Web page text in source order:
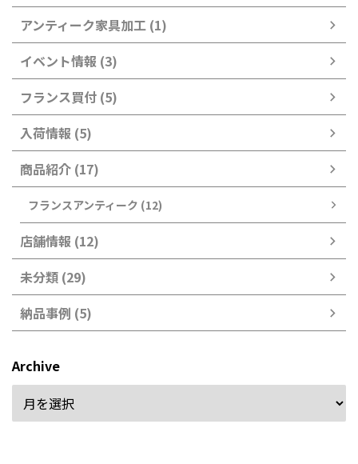
アンティーク家具加工 (1)
イベント情報 (3)
フランス買付 (5)
入荷情報 (5)
商品紹介 (17)
フランスアンティーク (12)
店舗情報 (12)
未分類 (29)
納品事例 (5)
Archive